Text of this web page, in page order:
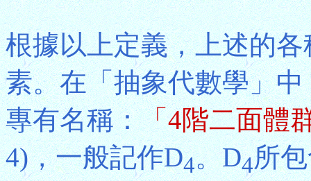
根據以上定義，上述的
素。在「抽象代數學」
專有名稱：「4階二面體
4)，一般記作D4。D4所